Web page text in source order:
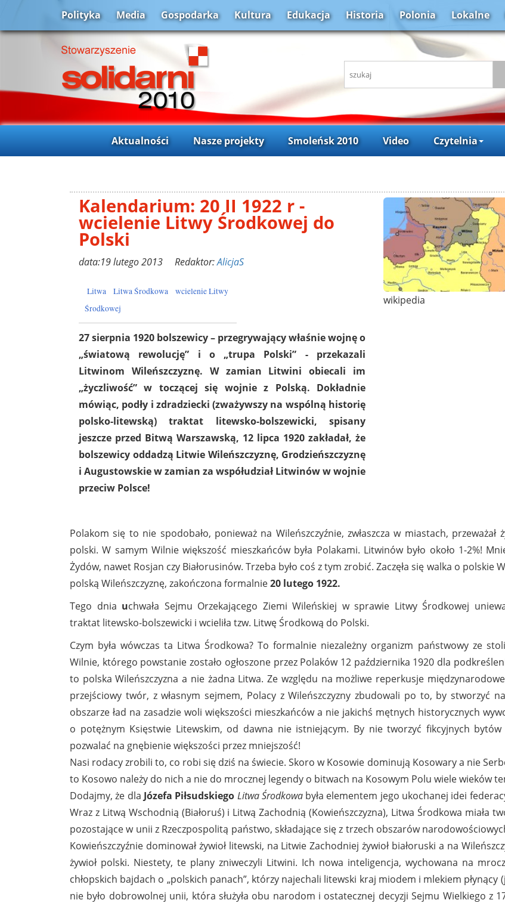
Polityka Media Gospodarka Kultura Edukacja Historia Polonia Lokalne
Aktualności Nasze projekty Smoleńsk 2010 Video Czytelnia
Kalendarium: 20 II 1922 r -
wcielenie Litwy Środkowej do
Polski
data:19 lutego 2013 Redaktor:AlicjaS
Litwa Litwa Środkowa
wcielenie Litwy
Środkowej
27 sierpnia 1920 bolszewicy – przegrywający właśnie wojnę o
„światową rewolucję” i o „trupa Polski” - przekazali
Litwinom Wileńszczyznę. W zamian Litwini obiecali im
„życzliwość” w toczącej się wojnie z Polską. Dokładnie
mówiąc, podły i zdradziecki (zważywszy na wspólną historię
polsko-litewską) traktat litewsko-bolszewicki, spisany
jeszcze przed Bitwą Warszawską, 12 lipca 1920 zakładał, że
bolszewicy oddadzą Litwie Wileńszczyznę, Grodzieńszczyznę
i Augustowskie w zamian za współudział Litwinów w wojnie
przeciw Polsce!
wikipedia
Polakom się to nie spodobało, ponieważ na Wileńszczyźnie, zwłaszcza w miastach, przeważał
polski. W samym Wilnie większość mieszkańców była Polakami. Litwinów było około 1-2%!
Żydów, nawet Rosjan czy Białorusinów. Trzeba było coś z tym zrobić. Zaczęła się walka o polskie
polską Wileńszczyznę, zakończona formalnie20 lutego 1922.
Tego dnia uchwała Sejmu Orzekającego Ziemi Wileńskiej w sprawie Litwy Środkowej
traktat litewsko-bolszewicki i wcieliła tzw. Litwę Środkową do Polski.
Czym była wówczas ta Litwa Środkowa? To formalnie niezależny organizm państwowy ze
Wilnie, którego powstanie zostało ogłoszone przez Polaków 12 października 1920 dla
to polska Wileńszczyzna a nie żadna Litwa. Ze względu na możliwe reperkusje
przejściowy twór, z własnym sejmem, Polacy z Wileńszczyzny zbudowali po to, by stworzyć
obszarze ład na zasadzie woli większości mieszkańców a nie jakichś mętnych historycznych
o potężnym Księstwie Litewskim, od dawna nie istniejącym. By nie tworzyć fikcyjnych
pozwalać na gnębienie większości przez mniejszość!
Nasi rodacy zrobili to, co robi się dziś na świecie. Skoro w Kosowie dominują Kosowary a nie
to Kosowo należy do nich a nie do mrocznej legendy o bitwach na Kosowym Polu wiele wieków
Dodajmy, że dla Józefa Piłsudskiego Litwa Środkowabyła elementem jego ukochanej idei
Wraz z Litwą Wschodnią (Białoruś) i Litwą Zachodnią (Kowieńszczyzna), Litwa Środkowa miała
pozostające w unii z Rzeczpospolitą państwo, składające się z trzech obszarów
Kowieńszczyźnie dominował żywioł litewski, na Litwie Zachodniej żywioł białoruski a na
żywioł polski. Niestety, te plany zniweczyli Litwini. Ich nowa inteligencja, wychowana na
chłopskich bajdach o „polskich panach”, którzy najechali litewski kraj miodem i mlekiem płynący
nie było dobrowolnej unii, która służyła obu narodom i ostatecznej decyzji Sejmu Wielkiego z